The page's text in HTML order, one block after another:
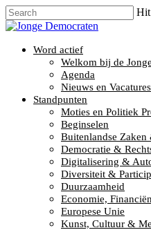
Hit
Word actief
Welkom bij de
Agenda
Nieuws en Vacatures
Standpunten
Moties en Politiek
Beginselen
Buitenlandse Zaken
Democratie &
Digitalisering &
Diversiteit &
Duurzaamheid
Economie,
Europese Unie
Kunst, Cultuur &